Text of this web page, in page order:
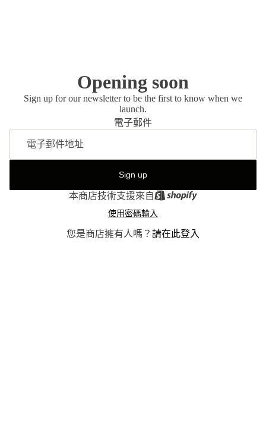
Opening soon
Sign up for our newsletter to be the first to know when we
launch.
電子郵件
Sign up
本商店技術支援來自
使用密碼輸入
您是商店擁有人嗎？ 請在此登入